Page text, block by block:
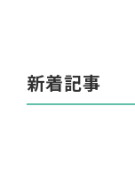
新着記事